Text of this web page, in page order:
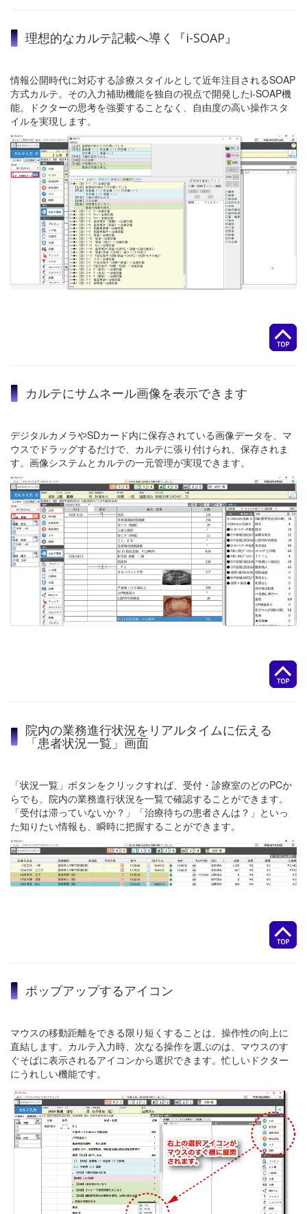
理想的なカルテ記載へ導く『i-SOAP』
情報公開時代に対応する診療スタイルとして近年注目されるSOAP
方式カルテ。その入力補助機能を独自の視点で開発したi-SOAP機
能。ドクターの思考を強要することなく、自由度の高い操作スタ
イルを実現します。
カルテにサムネール画像を表示できます
デジタルカメラやSDカード内に保存されている画像データを、マ
ウスでドラッグするだけで、カルテに張り付けられ、保存されま
す。画像システムとカルテの一元管理が実現できます。
院内の業務進行状況をリアルタイムに伝える
「患者状況一覧」画面
「状況一覧」ボタンをクリックすれば、受付・診療室のどのPCか
らでも、院内の業務進行状況を一覧で確認することができます。
「受付は滞っていないか？」「治療待ちの患者さんは？」といっ
た知りたい情報も、瞬時に把握することができます。
ポップアップするアイコン
マウスの移動距離をできる限り短くすることは、操作性の向上に
直結します。カルテ入力時、次なる操作を選ぶのは、マウスのす
ぐそばに表示されるアイコンから選択できます。忙しいドクター
にうれしい機能です。